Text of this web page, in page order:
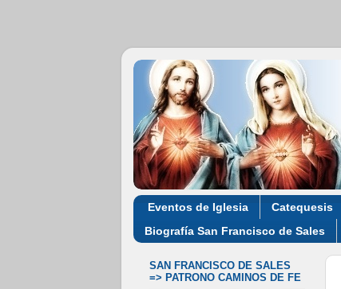
Eventos de Iglesia Catequesis
Biografía San Francisco de Sales
SAN FRANCISCO DE SALES
=> PATRONO CAMINOS DE FE